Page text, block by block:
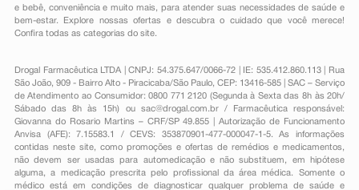
e bebê, conveniênciae muito mais, para atender suas necessidades de saúde e
bem-estar. Explore nossas ofertas e descubra o cuidado que você merece!
Confira todas as categorias do site.
Drogal Farmacêutica LTDA | CNPJ: 54.375.647/0066-72 | IE: 535.412.860.113 | Rua
São João, 909 - Bairro Alto - Piracicaba/São Paulo, CEP: 13416-585 | SAC – Serviço
de Atendimento ao Consumidor: 0800 771 2120 (Segunda à Sexta das 8h às 20h/
Sábado das 8h às 15h) ou sac@drogal.com.br/ Farmacêutica responsável:
Giovanna do Rosario Martins – CRF/SP 49.855 | Autorização de Funcionamento
Anvisa (AFE): 7.15583.1 / CEVS: 353870901-477-000047-1-5. As informações
contidas neste site, como promoções e ofertas de remédios e medicamentos,
não devem ser usadas para automedicação e não substituem, em hipótese
alguma, a medicação prescrita pelo profissional da área médica. Somente o
médico está em condições de diagnosticar qualquer problema de saúde e